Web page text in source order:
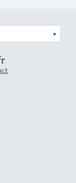
avec nos
et une
▾